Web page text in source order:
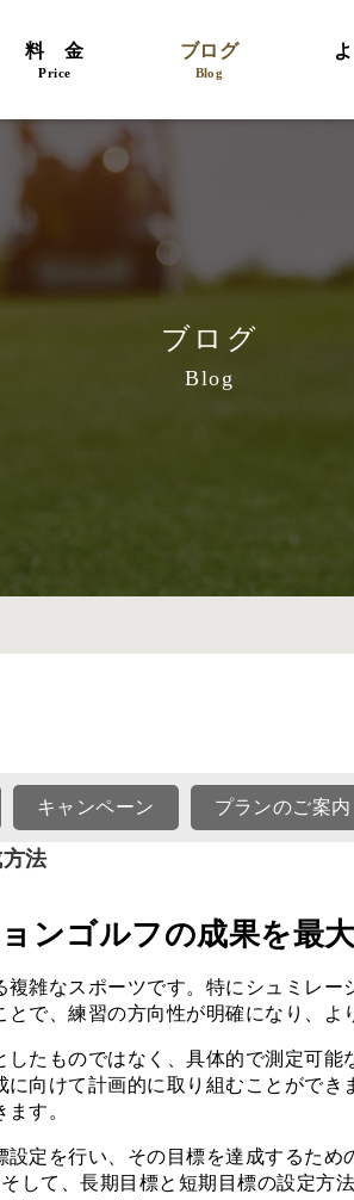
料 金
Price
ブログ
Blog
ブログ
Blog
キャンペーン プランのご案内
法
ンゴルフの成果を最
雑なスポーツです。特にシュミレ
で、練習の方向性が明確になり、よ
たものではなく、具体的で測定可
向けて計画的に取り組むことがで
す。
定を行い、その目標を達成するた
して、長期目標と短期目標の設定方